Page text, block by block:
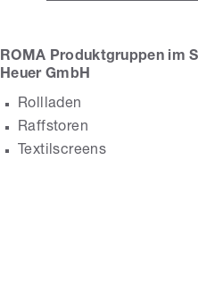
ROMA Produktgruppen im
Heuer GmbH
Rollladen
Raffstoren
Textilscreens